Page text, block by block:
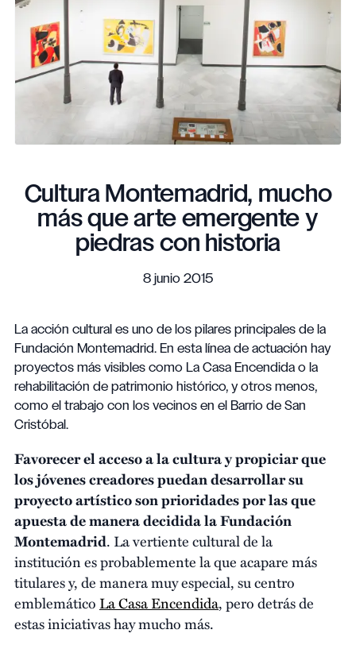
Cultura Montemadrid, mucho
más que arte emergente y
piedras con historia
8 junio 2015
La acción cultural es uno de los pilares principales de la
Fundación Montemadrid. En esta línea de actuación hay
proyectos más visibles como La Casa Encendida o la
rehabilitación de patrimonio histórico, y otros menos,
como el trabajo con los vecinos en el Barrio de San
Cristóbal.
Favorecer el acceso a la cultura y propiciar que
los jóvenes creadores puedan desarrollar su
proyecto artístico son prioridades por las que
apuesta de manera decidida la Fundación
Montemadrid. La vertiente cultural de la
institución es probablemente la que acapare más
titulares y, de manera muy especial, su centro
emblemático La Casa Encendida, pero detrás de
estas iniciativas hay mucho más.